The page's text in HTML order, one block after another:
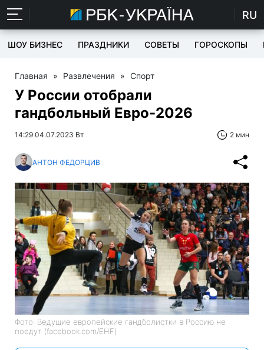
RU
ШОУ БИЗНЕС ПРАЗДНИКИ СОВЕТЫ ГОРОСКОПЫ
Главная » Развлечения » Спорт
У России отобрали
гандбольный Евро-2026
14:29 04.07.2023 Вт 2 мин
АНТОН ФЕДОРЦИВ
Фото: Ведущие европейские гандболистки в Россию не
поедут (facebook.com/EHF)